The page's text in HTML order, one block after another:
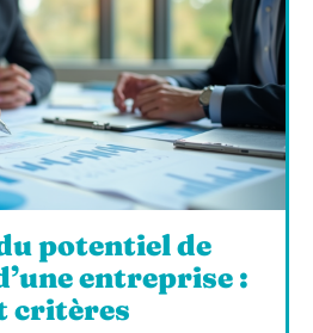
potentiel de
entreprise :
critères